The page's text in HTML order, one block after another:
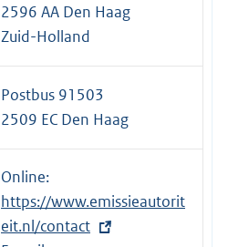
2596 AA Den Haag
Zuid-Holland
Postbus 91503
2509 EC Den Haag
Online:
x
t
https://www.emissieautorit
eit.nl/contact